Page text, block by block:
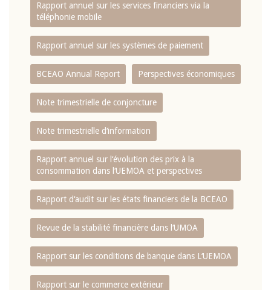
Rapport annuel sur les services financiers via la
téléphonie mobile
Rapport annuel sur les systèmes de paiement
BCEAO Annual Report Perspectives économiques
Note trimestrielle de conjoncture
Note trimestrielle d‘information
Rapport annuel sur l‘évolution des prix à la
consommation dans l‘UEMOA et perspectives
Rapport d‘audit sur les états financiers de la BCEAO
Revue de la stabilité financière dans l‘UMOA
Rapport sur les conditions de banque dans L‘UEMOA
Rapport sur le commerce extérieur